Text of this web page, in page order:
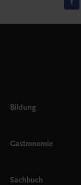
Bildung
AHS
EWF/ZWF
Gastronomie
Getränke
Sachbuch